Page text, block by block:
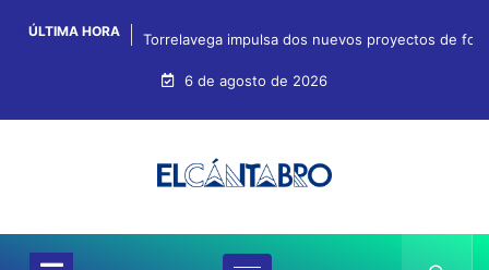
ÚLTIMA HORA Torrelavega impulsa dos nuevos proyectos de
6 de agosto de 2026